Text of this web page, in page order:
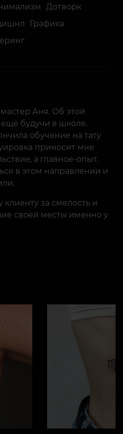
Дотворк
Графика
Аня. Об этой
будучи в школе.
обучение на тату
приносит мне
а главное-опыт.
в этом направлении и
за смелость и
своей месты именно у